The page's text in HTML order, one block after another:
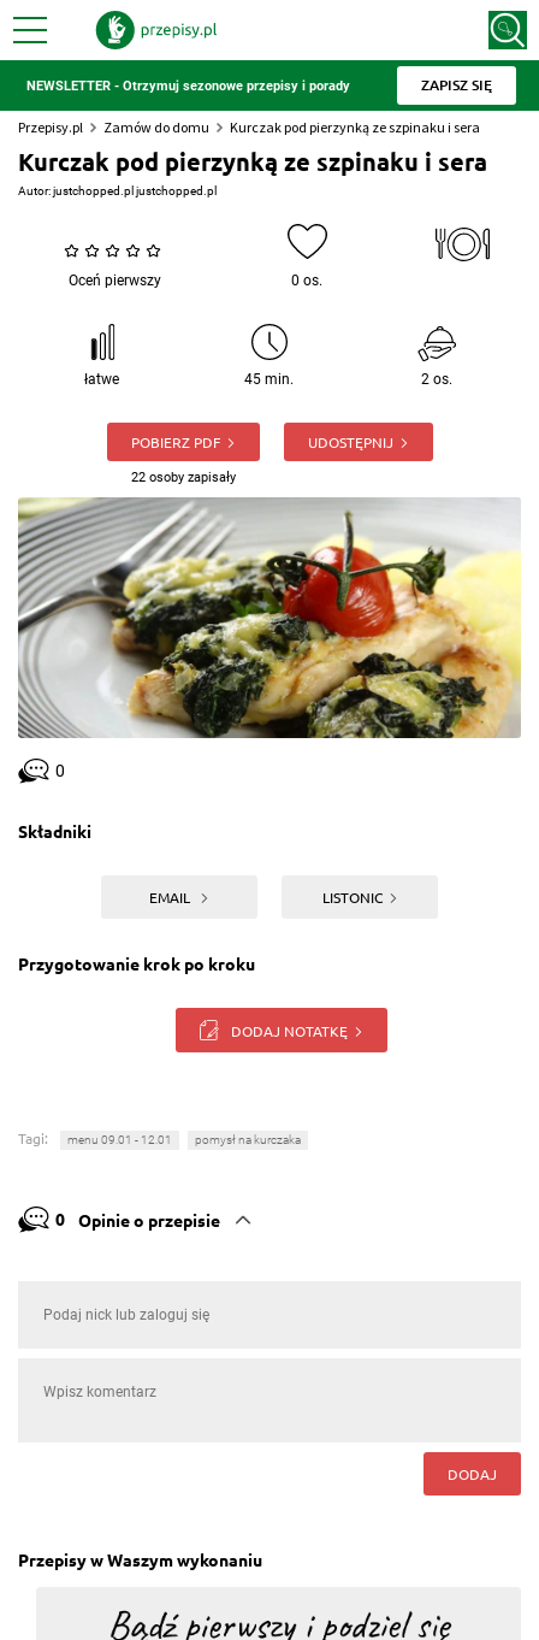
NEWSLETTER - Otrzymuj sezonowe przepisy i porady ZAPISZ SIĘ
Przepisy.pl Zamów do domu Kurczak pod pierzynką ze szpinaku i sera
Kurczak pod pierzynką ze szpinaku i sera
Autor:justchopped.pl justchopped.pl
Oceń pierwszy 0 os.
łatwe 45 min. 2 os.
POBIERZ PDF
22 osoby zapisały
UDOSTĘPNIJ
0
Składniki
EMAIL LISTONIC
Przygotowanie krok po kroku
DODAJ NOTATKĘ
Tagi: menu 09.01 - 12.01 pomysł na kurczaka
0 Opinie o przepisie
DODAJ
Przepisy w Waszym wykonaniu